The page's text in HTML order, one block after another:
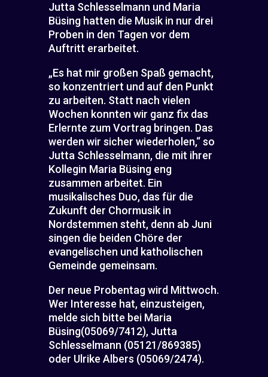
Jutta Schlesselmann und Maria
Büsing hatten die Musik in nur drei
Proben in den Tagen vor dem
Auftritt erarbeitet.
„Es hat mir großen Spaß gemacht,
so konzentriert und auf den Punkt
zu arbeiten. Statt nach vielen
Wochen konnten wir ganz fix das
Erlernte zum Vortrag bringen. Das
werden wir sicher wiederholen,“ so
Jutta Schlesselmann, die mit ihrer
Kollegin Maria Büsing eng
zusammen arbeitet. Ein
musikalisches Duo, das für die
Zukunft der Chormusik in
Nordstemmen steht, denn ab Juni
singen die beiden Chöre der
evangelischen und katholischen
Gemeinde gemeinsam.
Der neue Probentag wird Mittwoch.
Wer Interesse hat, einzusteigen,
melde sich bitte bei Maria
Büsing(05069/7412), Jutta
Schlesselmann (05121/869385)
oder Ulrike Albers (05069/2474).